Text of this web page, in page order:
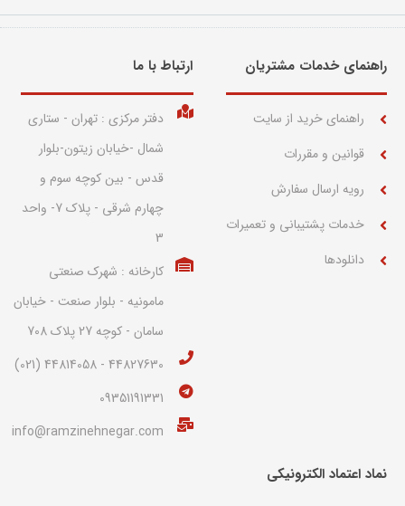
راهنمای خدمات مشتریان
راهنمای خرید از سایت
قوانین و مقررات
رویه ارسال سفارش
خدمات پشتیبانی و تعمیرات
دانلودها
ارتباط با ما​
دفتر مرکزی : تهران - ستاری
شمال -خیابان زیتون-بلوار
قدس - بین کوچه سوم و
چهارم شرقی - پلاک 7- واحد
3
کارخانه : شهرک صنعتی
مامونیه - بلوار صنعت - خیابان
سامان - کوچه 27 پلاک 708
44827630 - 44814058 (021)
09351191331
info@ramzinehnegar.com
نماد اعتماد الکترونیکی​